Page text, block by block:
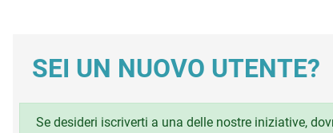
SEI UN NUOVO UTENTE?
Se desideri iscriverti a una delle nostre iniziative,